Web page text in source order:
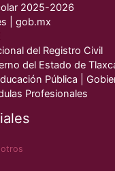
2025-2026
| gob.mx
del Registro Civil
del Estado de
Pública |
Profesionales